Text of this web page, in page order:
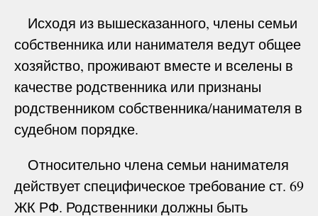
Исходя из вышесказанного, члены семьи
собственника или нанимателя ведут общее
хозяйство, проживают вместе и вселены в
качестве родственника или признаны
родственником собственника/нанимателя в
судебном порядке.
Относительно члена семьи нанимателя
действует специфическое требование ст. 69
ЖК РФ. Родственники должны быть